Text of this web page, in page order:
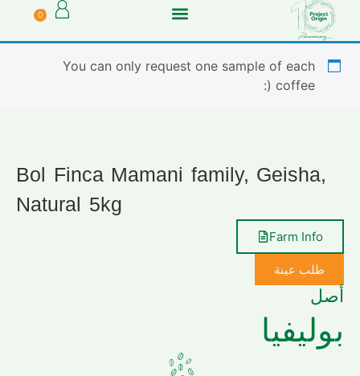
0
You can only request one sample of each
coffee (:
Bol Finca Mamani family, Geisha,
Natural 5kg
Farm Info
طلب عينة
أصل
بوليفيا